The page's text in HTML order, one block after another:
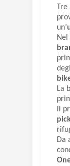
un’
Nel
La
il
Da